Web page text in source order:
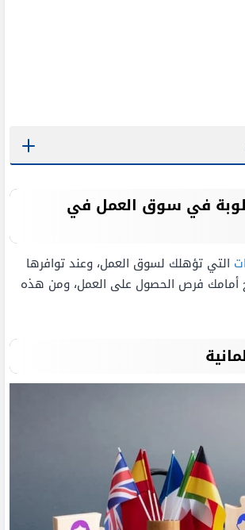
في سوق العمل في
التي تؤهلك لسوق العمل، وعند توافرها
أمامك فرص الحصول على العمل، ومن هذه